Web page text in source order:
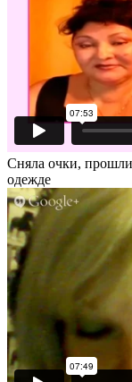
Сняла очки,
одежде